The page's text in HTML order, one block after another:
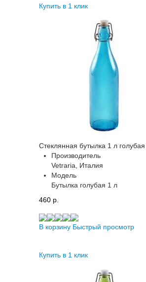
Купить в 1 клик
Стеклянная бутылка 1 л голубая
Производитель
Vetraria, Италия
Модель
Бутылка голубая 1 л
460 p.
В корзину Быстрый просмотр
Купить в 1 клик